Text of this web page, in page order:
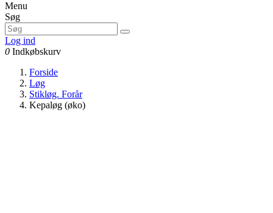
Menu
Søg
Log ind
0 Indkøbskurv
Forside
Løg
Stikløg. Forår
Kepaløg (øko)